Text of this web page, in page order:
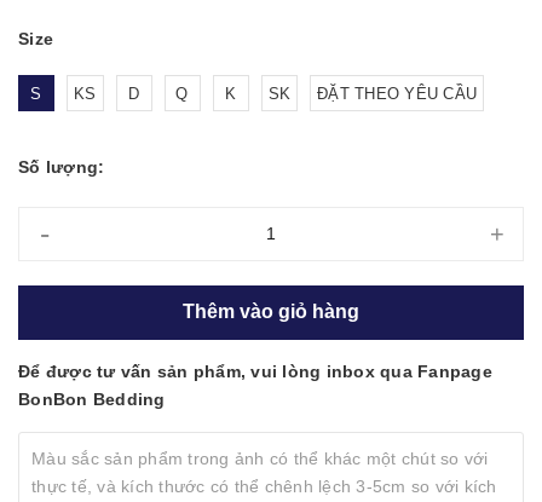
Size
S KS D Q K SK ĐẶT THEO YÊU CẦU
Số lượng:
- +
Thêm vào giỏ hàng
Để được tư vấn sản phẩm, vui lòng inbox qua Fanpage
BonBon Bedding
Màu sắc sản phẩm trong ảnh có thể khác một chút so với
thực tế, và kích thước có thể chênh lệch 3-5cm so với kích